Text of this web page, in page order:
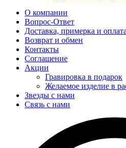
О компании
Вопрос-Ответ
Доставка, примерка и оплата
Возврат и обмен
Контакты
Соглашение
Акции
Гравировка в подарок
Желаемое изделие в
Звезды с нами
Связь с нами